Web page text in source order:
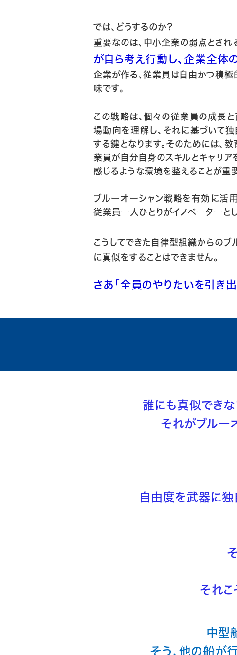
では、どうするのか？
重要なのは、中小企業の弱点とされ
が自ら考え行動し、企業全体
企業が作る、従業員は自由かつ積極
味です。
この戦略は、個々の従業員の成長
場動向を理解し、それに基づいて
する鍵となります。そのためには、
業員が自分自身のスキルとキャリ
感じるような環境を整えることが重
ブルーオーシャン戦略を有効に活
従業員一人ひとりがイノベーターと
こうしてできた自律型組織からのブ
に真似をすることはできません。
さあ「全員のやりたいを引き
誰にも真似でき
それ
自由度を武器に
それ
中型
そう、他の船が